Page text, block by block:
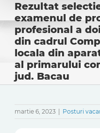
Rezultat
examenul de
profesional a
din cadrul
locala din
al primarului
jud. Bacau
martie 6, 2023 Posturi